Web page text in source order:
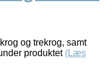
og trekrog, samt
produktet (Læs